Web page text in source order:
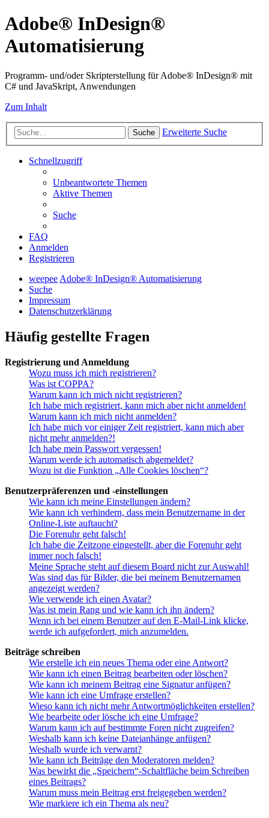
Adobe® InDesign®
Automatisierung
Programm- und/oder Skripterstellung für Adobe® InDesign® mit
C# und JavaSkript, Anwendungen
Zum Inhalt
Suche Erweiterte Suche
Schnellzugriff
Unbeantwortete Themen
Aktive Themen
Suche
FAQ
Anmelden
Registrieren
weepeeAdobe® InDesign® Automatisierung
Suche
Impressum
Datenschutzerklärung
Häufig gestellte Fragen
Registrierung und Anmeldung
Wozu muss ich mich registrieren?
Was ist COPPA?
Warum kann ich mich nicht registrieren?
Ich habe mich registriert, kann mich aber nicht anmelden!
Warum kann ich mich nicht anmelden?
Ich habe mich vor einiger Zeit registriert, kann mich aber
nicht mehr anmelden?!
Ich habe mein Passwort vergessen!
Warum werde ich automatisch abgemeldet?
Wozu ist die Funktion „Alle Cookies löschen“?
Benutzerpräferenzen und -einstellungen
Wie kann ich meine Einstellungen ändern?
Wie kann ich verhindern, dass mein Benutzername in der
Online-Liste auftaucht?
Die Forenuhr geht falsch!
Ich habe die Zeitzone eingestellt, aber die Forenuhr geht
immer noch falsch!
Meine Sprache steht auf diesem Board nicht zur Auswahl!
Was sind das für Bilder, die bei meinem Benutzernamen
angezeigt werden?
Wie verwende ich einen Avatar?
Was ist mein Rang und wie kann ich ihn ändern?
Wenn ich bei einem Benutzer auf den E-Mail-Link klicke,
werde ich aufgefordert, mich anzumelden.
Beiträge schreiben
Wie erstelle ich ein neues Thema oder eine Antwort?
Wie kann ich einen Beitrag bearbeiten oder löschen?
Wie kann ich meinem Beitrag eine Signatur anfügen?
Wie kann ich eine Umfrage erstellen?
Wieso kann ich nicht mehr Antwortmöglichkeiten erstellen?
Wie bearbeite oder lösche ich eine Umfrage?
Warum kann ich auf bestimmte Foren nicht zugreifen?
Weshalb kann ich keine Dateianhänge anfügen?
Weshalb wurde ich verwarnt?
Wie kann ich Beiträge den Moderatoren melden?
Was bewirkt die „Speichern“-Schaltfläche beim Schreiben
eines Beitrags?
Warum muss mein Beitrag erst freigegeben werden?
Wie markiere ich ein Thema als neu?